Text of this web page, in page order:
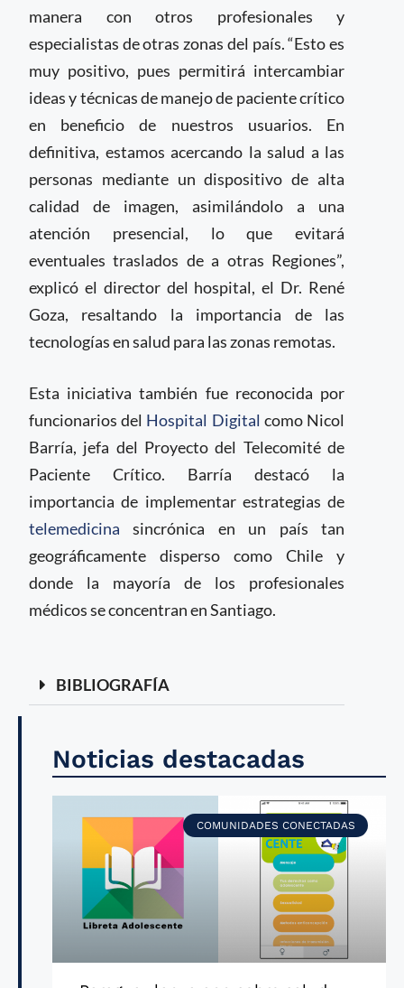
manera con otros profesionales y
especialistas de otras zonas del país. “Esto es
muy positivo, pues permitirá intercambiar
ideas y técnicas de manejo de paciente crítico
en beneficio de nuestros usuarios. En
definitiva, estamos acercando la salud a las
personas mediante un dispositivo de alta
calidad de imagen, asimilándolo a una
atención presencial, lo que evitará
eventuales traslados de a otras Regiones”,
explicó el director del hospital, el Dr. René
Goza, resaltando la importancia de las
tecnologías en salud para las zonas remotas.
Esta iniciativa también fue reconocida por
funcionarios del Hospital Digital como Nicol
Barría, jefa del Proyecto del Telecomité de
Paciente Crítico. Barría destacó la
importancia de implementar estrategias de
telemedicina sincrónica en un país tan
geográficamente disperso como Chile y
donde la mayoría de los profesionales
médicos se concentran en Santiago.
BIBLIOGRAFÍA
Noticias destacadas
COMUNIDADES CONECTADAS